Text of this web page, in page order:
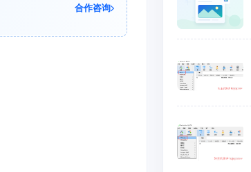
合作咨询